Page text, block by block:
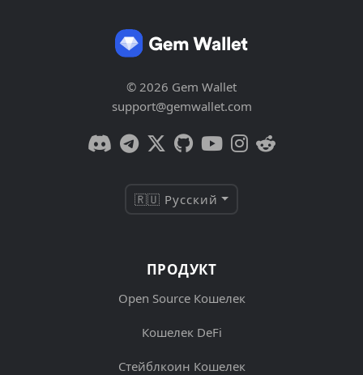
© 2026 Gem Wallet
support@gemwallet.com
🇷🇺 Русский
ПРОДУКТ
Open Source Кошелек
Кошелек DeFi
Стейблкоин Кошелек